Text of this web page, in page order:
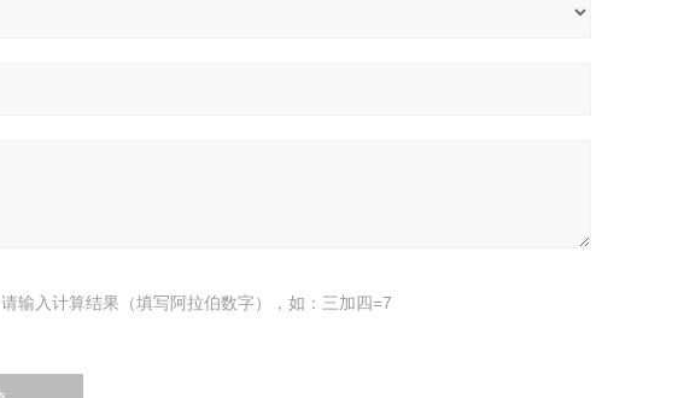
请输入计算结果（填写阿拉伯数字），如：三加四=7